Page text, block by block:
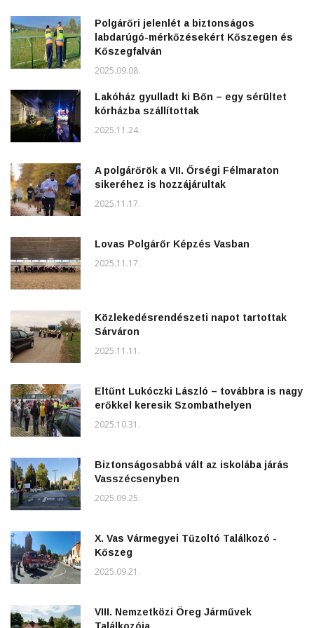
Polgárőri jelenlét a biztonságos
labdarúgó-mérkőzésekért Kőszegen és
Kőszegfalván
2025.09.08.
Lakóház gyulladt ki Bőn – egy sérültet
kórházba szállítottak
2025.11.24.
A polgárőrök a VII. Őrségi Félmaraton
sikeréhez is hozzájárultak
2025.11.17.
Lovas Polgárőr Képzés Vasban
2025.11.17.
Közlekedésrendészeti napot tartottak
Sárváron
2025.11.11.
Eltűnt Lukóczki László – továbbra is nagy
erőkkel keresik Szombathelyen
2025.10.31.
Biztonságosabbá vált az iskolába járás
Vasszécsenyben
2025.09.25.
X. Vas Vármegyei Tűzoltó Találkozó -
Kőszeg
2025.09.21.
VIII. Nemzetközi Öreg Járművek
Találkozója